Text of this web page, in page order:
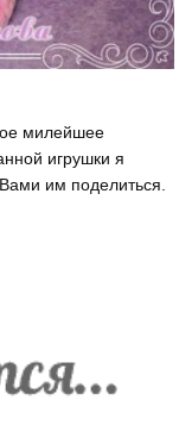
милейшее
игрушки я
им поделиться.